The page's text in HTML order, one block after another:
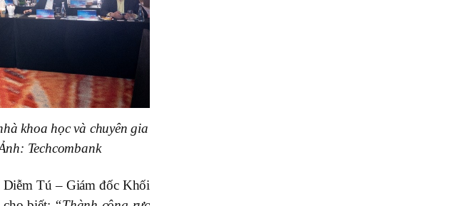
khoa học và chuyên gia
Techcombank
Tú – Giám đốc Khối